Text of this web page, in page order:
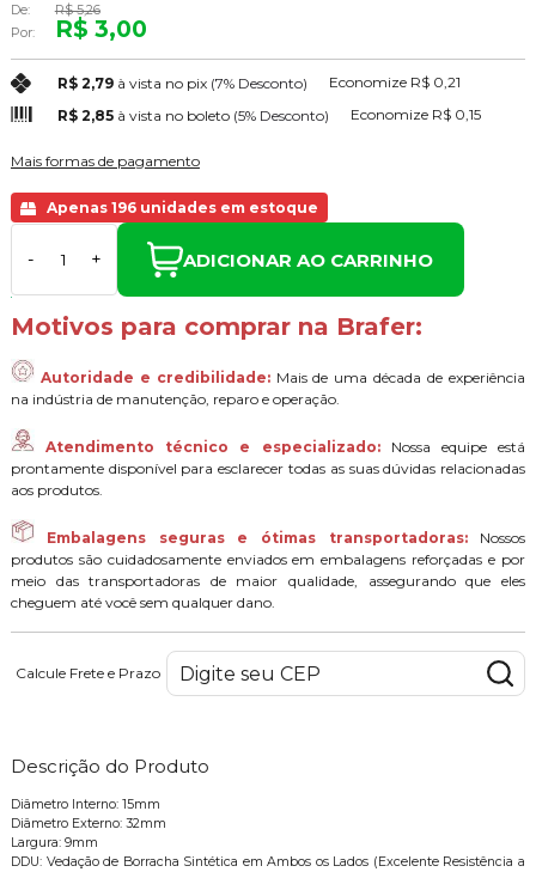
De:
R$ 5,26
Por:
R$ 3,00
R$ 2,79 à vista no pix (7% Desconto) Economize R$ 0,21
R$ 2,85 à vista no boleto (5% Desconto) Economize R$ 0,15
Mais formas de pagamento
Apenas 196 unidades em estoque
- + ADICIONAR AO CARRINHO
Motivos para comprar na Brafer:
Autoridade e credibilidade: Mais de uma década de experiência
na indústria de manutenção, reparo e operação.
Atendimento técnico e especializado:
Nossa equipe está
prontamente disponível para esclarecer todas as suas dúvidas relacionadas
aos produtos.
Embalagens seguras e ótimas transportadoras:
Nossos
produtos são cuidadosamente enviados em embalagens reforçadas e por
meio das transportadoras de maior qualidade, assegurando que eles
cheguem até você sem qualquer dano.
Calcule Frete e Prazo
Descrição do Produto
Diâmetro Interno: 15mm
Diâmetro Externo: 32mm
Largura: 9mm
DDU: Vedação de Borracha Sintética em Ambos os Lados (Excelente Resistência a